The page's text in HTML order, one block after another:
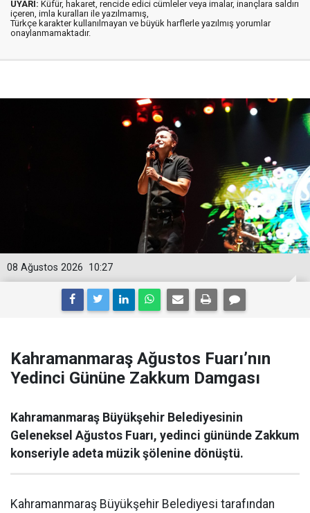
UYARI: Küfür, hakaret, rencide edici cümleler veya imalar, inançlara saldırı
içeren, imla kuralları ile yazılmamış,
Türkçe karakter kullanılmayan ve büyük harflerle yazılmış yorumlar
onaylanmamaktadır.
10:27
08 Ağustos 2026
Kahramanmaraş Ağustos Fuarı’nın
Yedinci Gününe Zakkum Damgası
Kahramanmaraş Büyükşehir Belediyesinin
Geleneksel Ağustos Fuarı, yedinci gününde Zakkum
konseriyle adeta müzik şölenine dönüştü.
Kahramanmaraş Büyükşehir Belediyesi tarafından